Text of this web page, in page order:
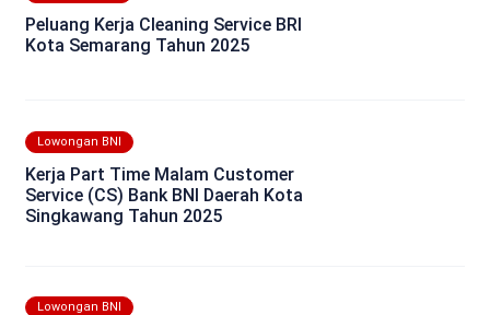
Peluang Kerja Cleaning Service BRI
Kota Semarang Tahun 2025
Lowongan BNI
Kerja Part Time Malam Customer
Service (CS) Bank BNI Daerah Kota
Singkawang Tahun 2025
Lowongan BNI